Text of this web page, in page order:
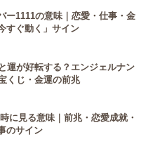
ー1111の意味｜恋愛・仕事・金
すぐ動く」サイン
運が好転する？エンジェルナン
くじ・金運の前兆
に見る意味｜前兆・恋愛成就・
のサイン